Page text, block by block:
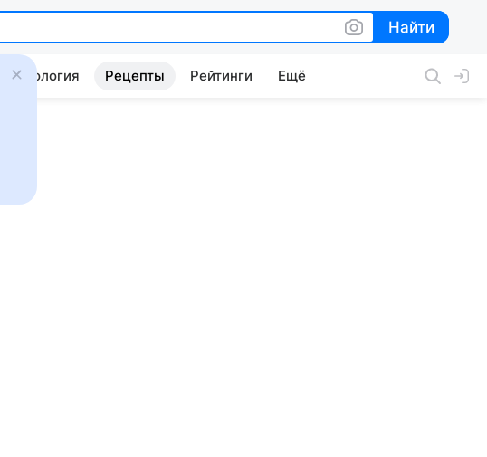
Найти
Найти
Психология Рецепты Рейтинги Ещё